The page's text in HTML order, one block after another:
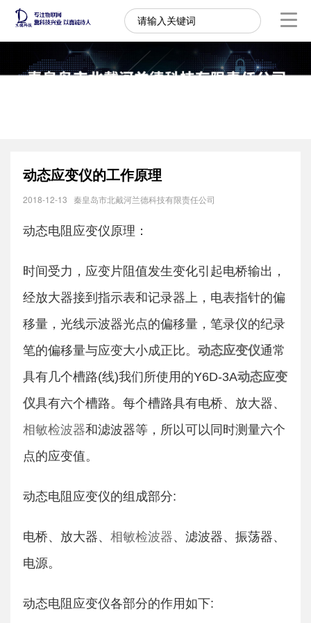
动态应变仪的工作原理
2018-12-13 秦皇岛市北戴河兰德科技有限责任公司
动态电阻应变仪原理：
时间受力，应变片阻值发生变化引起电桥输出，
经放大器接到指示表和记录器上，电表指针的偏
移量，光线示波器光点的偏移量，笔录仪的纪录
笔的偏移量与应变大小成正比。 动态应变仪通常
具有几个槽路(线)我们所使用的Y6D-3A动态应变
仪具有六个槽路。每个槽路具有电桥、放大器、
相敏检波器和滤波器等，所以可以同时测量六个
点的应变值。
动态电阻应变仪的组成部分:
电桥、放大器、 相敏检波器、滤波器、振荡器、
电源。
动态电阻应变仪各部分的作用如下: